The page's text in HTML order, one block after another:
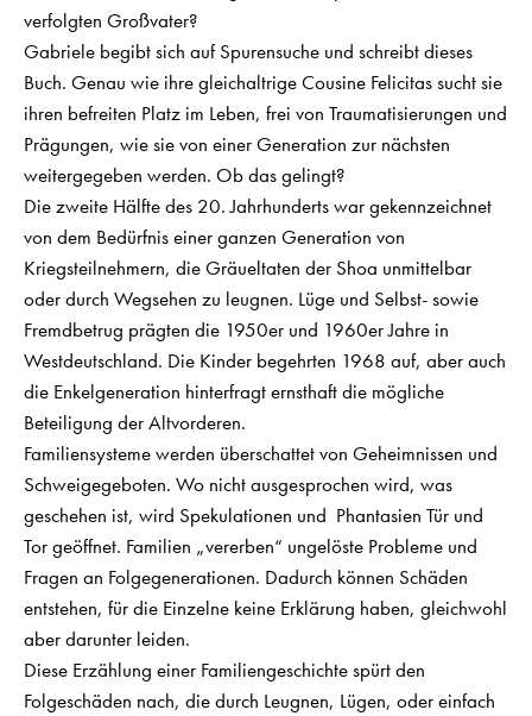
verfolgten Großvater?
Gabriele begibt sich auf Spurensuche und schreibt dieses
Buch. Genau wie ihre gleichaltrige Cousine Felicitas sucht sie
ihren befreiten Platz im Leben, frei von Traumatisierungen und
Prägungen, wie sie von einer Generation zur nächsten
weitergegeben werden. Ob das gelingt?
Die zweite Hälfte des 20. Jahrhunderts war gekennzeichnet
von dem Bedürfnis einer ganzen Generation von
Kriegsteilnehmern, die Gräueltaten der Shoa unmittelbar
oder durch Wegsehen zu leugnen. Lüge und Selbst- sowie
Fremdbetrug prägten die 1950er und 1960er Jahre in
Westdeutschland. Die Kinder begehrten 1968 auf, aber auch
die Enkelgeneration hinterfragt ernsthaft die mögliche
Beteiligung der Altvorderen.
Familiensysteme werden überschattet von Geheimnissen und
Schweigegeboten. Wo nicht ausgesprochen wird, was
geschehen ist, wird Spekulationen und Phantasien Tür und
Tor geöffnet. Familien „vererben“ ungelöste Probleme und
Fragen an Folgegenerationen. Dadurch können Schäden
entstehen, für die Einzelne keine Erklärung haben, gleichwohl
aber darunter leiden.
Diese Erzählung einer Familiengeschichte spürt den
Folgeschäden nach, die durch Leugnen, Lügen, oder einfach